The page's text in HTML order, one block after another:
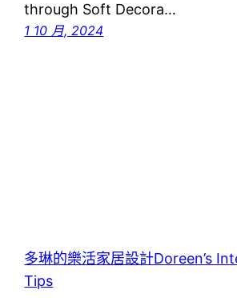
through Soft Decora…
1 10 月, 2024
多琳的樂活家居設計Doreen’s
Tips